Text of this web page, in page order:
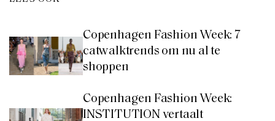
Copenhagen Fashion Week: 7
catwalktrends om nu al te
shoppen
Copenhagen Fashion Week:
INSTITUTION vertaalt